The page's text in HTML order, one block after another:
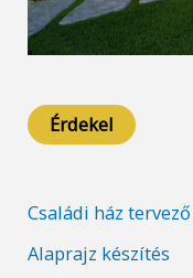
Érdekel
Családi ház tervező
Alaprajz készítés